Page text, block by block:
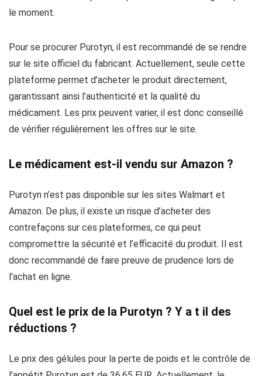
le moment.
Pour se procurer Purotyn, il est recommandé de se rendre
sur le site officiel du fabricant. Actuellement, seule cette
plateforme permet d’acheter le produit directement,
garantissant ainsi l’authenticité et la qualité du
médicament. Les prix peuvent varier, il est donc conseillé
de vérifier régulièrement les offres sur le site.
Le médicament est-il vendu sur Amazon ?
Purotyn n’est pas disponible sur les sites Walmart et
Amazon. De plus, il existe un risque d’acheter des
contrefaçons sur ces plateformes, ce qui peut
compromettre la sécurité et l’efficacité du produit. Il est
donc recommandé de faire preuve de prudence lors de
l’achat en ligne.
Quel est le prix de la Purotyn ? Y a t il des
réductions ?
Le prix des gélules pour la perte de poids et le contrôle de